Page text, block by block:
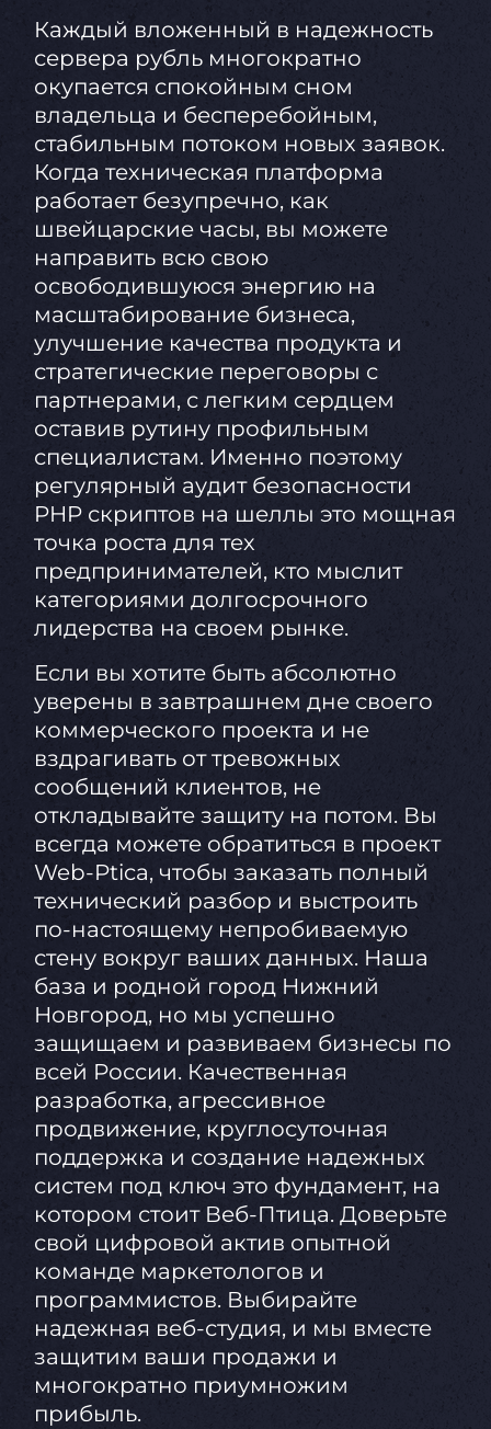
Каждый вложенный в надежность
сервера рубль многократно
окупается спокойным сном
владельца и бесперебойным,
стабильным потоком новых заявок.
Когда техническая платформа
работает безупречно, как
швейцарские часы, вы можете
направить всю свою
освободившуюся энергию на
масштабирование бизнеса,
улучшение качества продукта и
стратегические переговоры с
партнерами, с легким сердцем
оставив рутину профильным
специалистам. Именно поэтому
регулярный аудит безопасности
PHP скриптов на шеллы это мощная
точка роста для тех
предпринимателей, кто мыслит
категориями долгосрочного
лидерства на своем рынке.
Если вы хотите быть абсолютно
уверены в завтрашнем дне своего
коммерческого проекта и не
вздрагивать от тревожных
сообщений клиентов, не
откладывайте защиту на потом. Вы
всегда можете обратиться в проект
Web-Ptica, чтобы заказать полный
технический разбор и выстроить
по-настоящему непробиваемую
стену вокруг ваших данных. Наша
база и родной город Нижний
Новгород, но мы успешно
защищаем и развиваем бизнесы по
всей России. Качественная
разработка, агрессивное
продвижение, круглосуточная
поддержка и создание надежных
систем под ключ это фундамент, на
котором стоит Веб-Птица. Доверьте
свой цифровой актив опытной
команде маркетологов и
программистов. Выбирайте
надежная веб-студия, и мы вместе
защитим ваши продажи и
многократно приумножим
прибыль.